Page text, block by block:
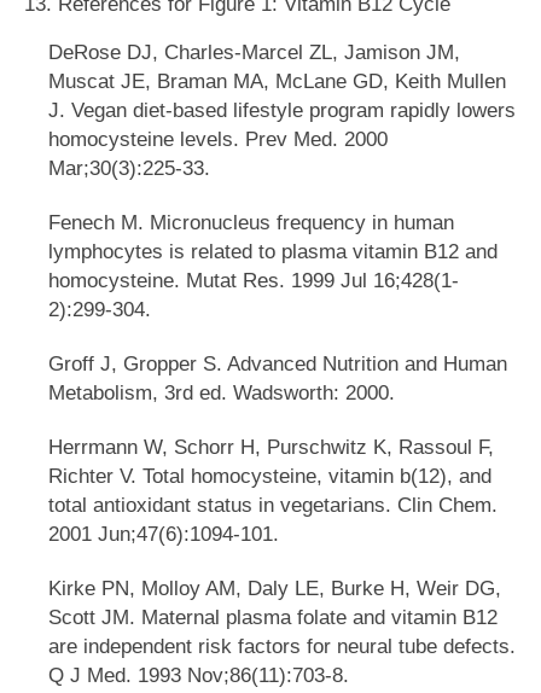
DeRose DJ, Charles-Marcel ZL, Jamison JM,
Muscat JE, Braman MA, McLane GD, Keith Mullen
J. Vegan diet-based lifestyle program rapidly lowers
homocysteine levels. Prev Med. 2000
Mar;30(3):225-33.
Fenech M. Micronucleus frequency in human
lymphocytes is related to plasma vitamin B12 and
homocysteine. Mutat Res. 1999 Jul 16;428(1-
2):299-304.
Groff J, Gropper S. Advanced Nutrition and Human
Metabolism, 3rd ed. Wadsworth: 2000.
Herrmann W, Schorr H, Purschwitz K, Rassoul F,
Richter V. Total homocysteine, vitamin b(12), and
total antioxidant status in vegetarians. Clin Chem.
2001 Jun;47(6):1094-101.
Kirke PN, Molloy AM, Daly LE, Burke H, Weir DG,
Scott JM. Maternal plasma folate and vitamin B12
are independent risk factors for neural tube defects.
Q J Med. 1993 Nov;86(11):703-8.